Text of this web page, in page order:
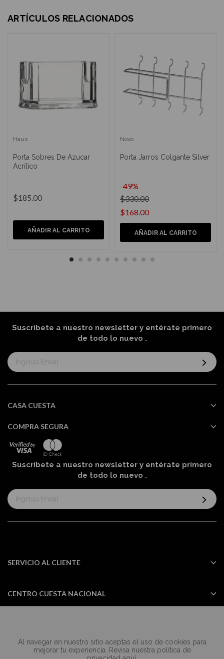
Al navegar en nuestro sitio aceptas el uso de cookies para
mejorar tu experiencia. Revisa nuestra política de
ARTÍCULOS RELACIONADOS
Haus
Porta Sobres De Azucar
Acrílico
$185.00
AÑADIR AL CARRITO
Novo
Porta Jarros Colgante Silver
$168.00
$330.00
-49%
AÑADIR AL CARRITO
Suscríbete a nuestro newsletter y entérate primero
de todo lo nuevo .
Suscríbase
al
informativo:
CASA CUESTA
COMPRA SEGURA
Suscríbete a nuestro newsletter y entérate primero
de todo lo nuevo .
Suscríbase
al
informativo:
SERVICIO AL CLIENTE
CENTRO CUESTA NACIONAL
Todos los derechos reservados Casa
Cuesta ©2024